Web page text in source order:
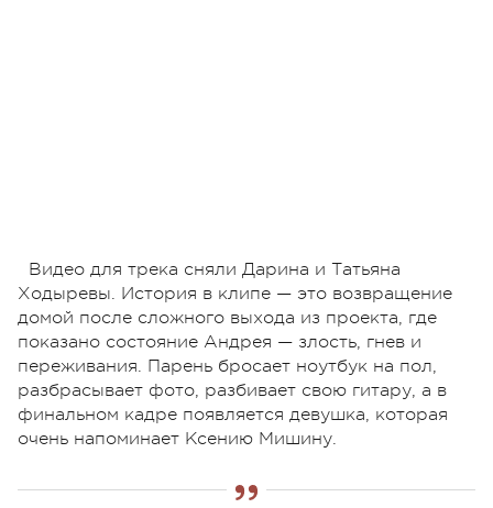
Видео для трека сняли Дарина и Татьяна
Ходыревы. История в клипе — это возвращение
домой после сложного выхода из проекта, где
показано состояние Андрея — злость, гнев и
переживания. Парень бросает ноутбук на пол,
разбрасывает фото, разбивает свою гитару, а в
финальном кадре появляется девушка, которая
очень напоминает Ксению Мишину.